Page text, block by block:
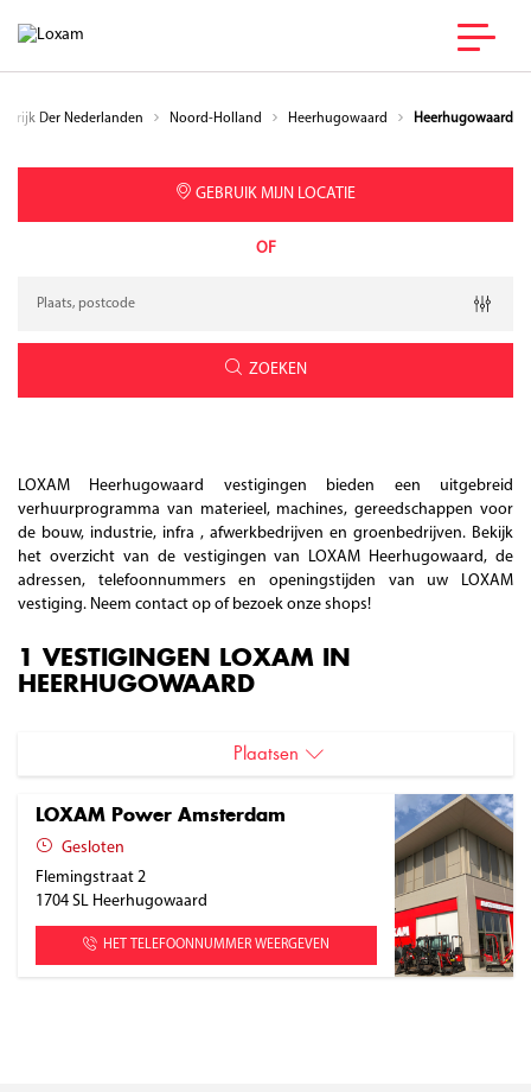
Der Nederlanden Noord-Holland Heerhugowaard Heerhugowaard
GEBRUIK MIJN LOCATIE
OF
Breedtegraad
Lengtegraad
Geolocation
ZOEKEN
LOXAM Heerhugowaard vestigingen bieden een uitgebreid
verhuurprogramma van materieel, machines, gereedschappen voor
de bouw, industrie, infra , afwerkbedrijven en groenbedrijven. Bekijk
het overzicht van de vestigingen van LOXAM Heerhugowaard, de
adressen, telefoonnummers en openingstijden van uw LOXAM
vestiging. Neem contact op of bezoek onze shops!
1 VESTIGINGEN LOXAM IN
HEERHUGOWAARD
Plaatsen
LOXAM Power Amsterdam
Gesloten
Flemingstraat 2
1704 SL Heerhugowaard
HET TELEFOONNUMMER WEERGEVEN